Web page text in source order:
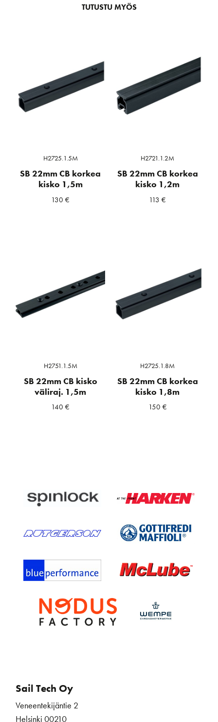
TUTUSTU MYÖS
H2725.1.5M
SB 22mm CB korkea
kisko 1,5m
130€
H2721.1.2M
SB 22mm CB korkea
kisko 1,2m
113€
H2751.1.5M
SB 22mm CB kisko
väliraj. 1,5m
140€
H2725.1.8M
SB 22mm CB korkea
kisko 1,8m
150 €
Sail Tech Oy
Veneentekijäntie 2
Helsinki 00210